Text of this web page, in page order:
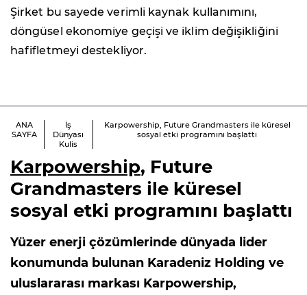
Şirket bu sayede verimli kaynak kullanımını,
döngüsel ekonomiye geçişi ve iklim değişikliğini
hafifletmeyi destekliyor.
ANA
SAYFA
İş
Dünyası
Kulis
Karpowership, Future Grandmasters ile küresel
sosyal etki programını başlattı
Karpowership, Future
Grandmasters ile küresel
sosyal etki programını başlattı
Yüzer enerji çözümlerinde dünyada lider
konumunda bulunan Karadeniz Holding ve
uluslararası markası Karpowership,